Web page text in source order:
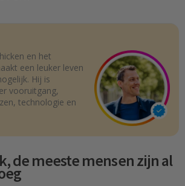
en het
een leuker leven
Hij is
vooruitgang,
technologie en
de meeste mensen zijn al